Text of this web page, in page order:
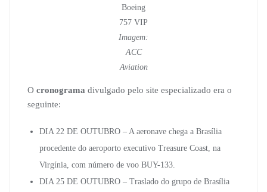
Boeing
757 VIP
Imagem:
ACC
Aviation
O cronograma divulgado pelo site especializado era o
seguinte:
DIA 22 DE OUTUBRO – A aeronave chega a Brasília
procedente do aeroporto executivo Treasure Coast, na
Virgínia, com número de voo BUY-133.
DIA 25 DE OUTUBRO – Traslado do grupo de Brasília